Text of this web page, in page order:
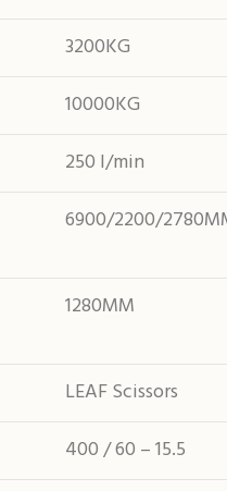
3200KG
10000KG
250 l/min
6900/2200/
1280MM
LEAF Scissors
400 / 60 – 15.5